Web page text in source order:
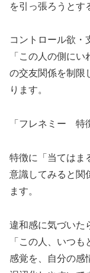
を引っ張ろうとす
コントロール欲・
「この人の側に
の交友関係を制限
ります。
「フレネミー 特
特徴に「当てはま
意識してみると関
ます。
違和感に気づいた
「この人、いつ
感覚を、自分の感